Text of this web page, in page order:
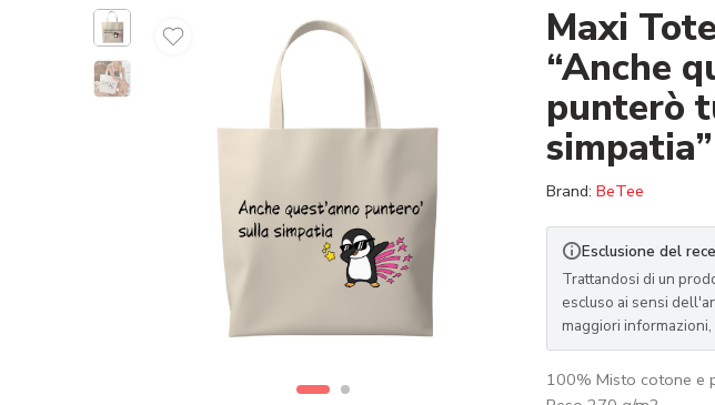
Maxi
“Anche
punterò
simpatia”
Brand: BeTee
Esclusione del
Trattandosi di un
escluso ai sensi
maggiori
100% Misto cotone e